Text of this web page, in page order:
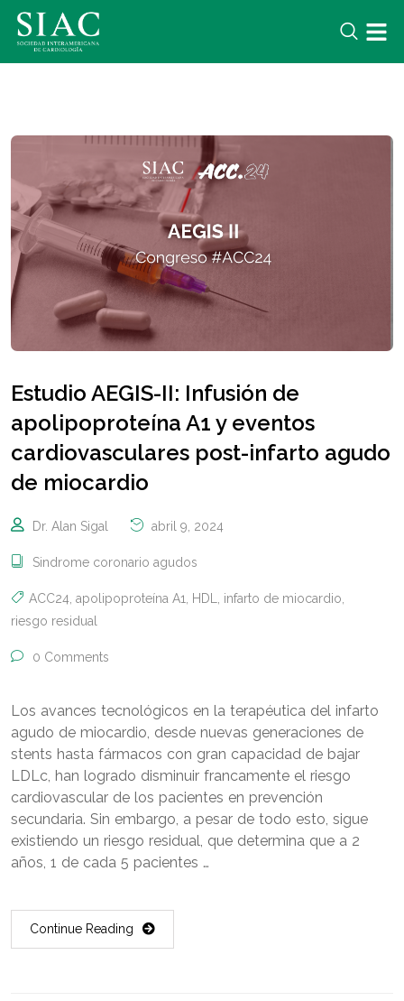
Estudio AEGIS-II: Infusión de
apolipoproteína A1 y eventos
cardiovasculares post-infarto agudo
de miocardio
Dr. Alan Sigal abril 9, 2024
Sindrome coronario agudos
ACC24 apolipoproteína A1 HDL infarto de miocardio
riesgo residual
0 Comments
Los avances tecnológicos en la terapéutica del infarto
agudo de miocardio, desde nuevas generaciones de
stents hasta fármacos con gran capacidad de bajar
LDLc, han logrado disminuir francamente el riesgo
cardiovascular de los pacientes en prevención
secundaria. Sin embargo, a pesar de todo esto, sigue
existiendo un riesgo residual, que determina que a 2
años, 1 de cada 5 pacientes …
Continue Reading